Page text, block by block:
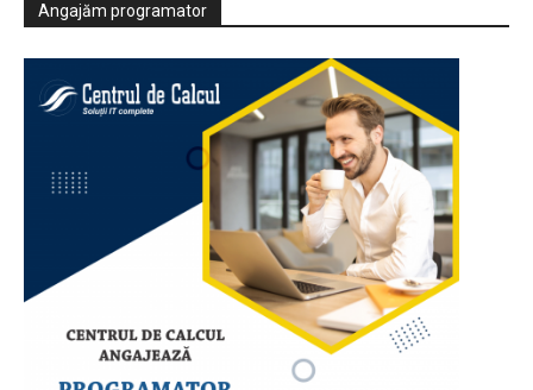
Angajăm programator